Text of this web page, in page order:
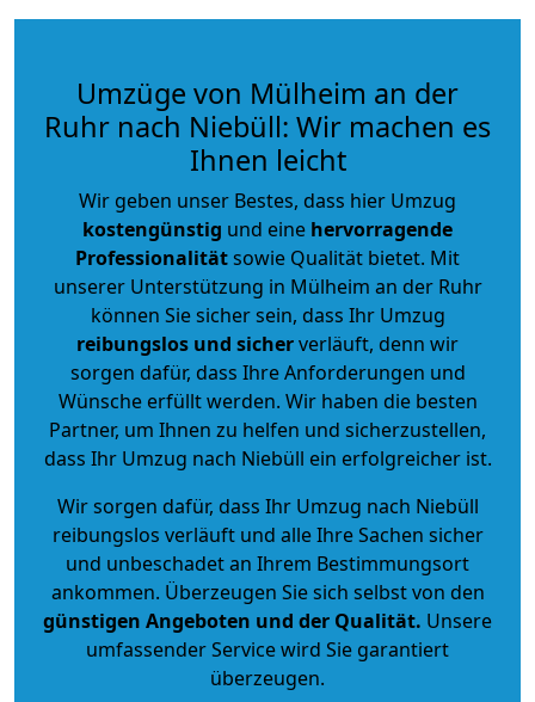
Umzüge von Mülheim an der
Ruhr nach Niebüll: Wir machen es
Ihnen leicht
Wir geben unser Bestes, dass hier Umzug
kostengünstig und eine hervorragende
Professionalitätsowie Qualität bietet. Mit
unserer Unterstützung in Mülheim an der Ruhr
können Sie sicher sein, dass Ihr Umzug
reibungslos und sicherverläuft, denn wir
sorgen dafür, dass Ihre Anforderungen und
Wünsche erfüllt werden. Wir haben die besten
Partner, um Ihnen zu helfen und sicherzustellen,
dass Ihr Umzug nach Niebüll ein erfolgreicher ist.
Wir sorgen dafür, dass Ihr Umzug nach Niebüll
reibungslos verläuft und alle Ihre Sachen sicher
und unbeschadet an Ihrem Bestimmungsort
ankommen. Überzeugen Sie sich selbst von den
günstigen Angeboten und der Qualität. Unsere
umfassender Service wird Sie garantiert
überzeugen.